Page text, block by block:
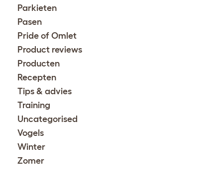
Parkieten
Pasen
Pride of Omlet
Product reviews
Producten
Recepten
Tips & advies
Training
Uncategorised
Vogels
Winter
Zomer